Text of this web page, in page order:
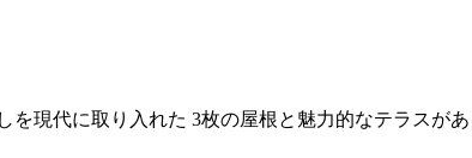
を現代に取り入れた 3枚の屋根と魅力的なテラスが